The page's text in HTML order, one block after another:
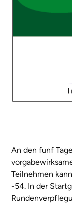
An den funf
Teilnehmen
-54. In der